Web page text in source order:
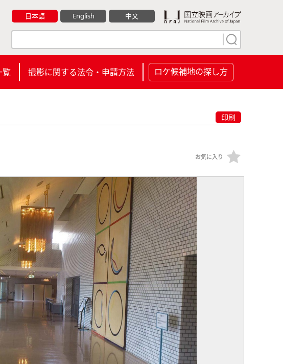
日本語 English 中文
覧 撮影に関する法令・申請方法 ロケ候補地の探し方
印刷
お気に入り